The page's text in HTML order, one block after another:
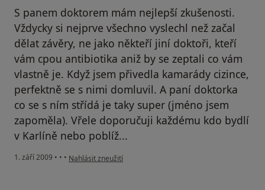
S panem doktorem mám nejlepší zkušenosti.
Vždycky si nejprve všechno vyslechl než začal
dělat závěry, ne jako někteří jiní doktoři, kteří
vám cpou antibiotika aniž by se zeptali co vám
vlastně je. Když jsem přivedla kamarády cizince,
perfektně se s nimi domluvil. A paní doktorka
co se s ním střídá je taky super (jméno jsem
zapoměla). Vřele doporučuji každému kdo bydlí
v Karlíně nebo poblíž...
1. září 2009 • • • podle názoru uživatele Váš účet byl odstraněn
Nahlásit zneužití